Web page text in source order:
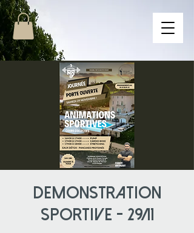
DEMONSTRATION
SPORTIVE - 29/11